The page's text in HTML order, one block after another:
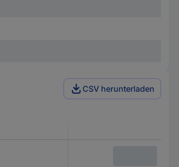
CSV herunterladen